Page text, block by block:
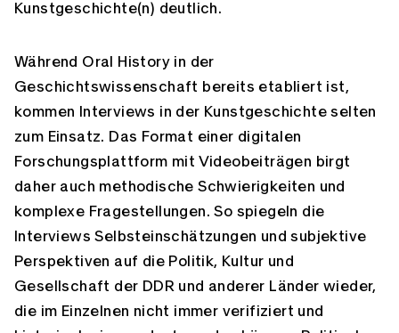
Kunstgeschichte(n) deutlich.
Während Oral History in der
Geschichtswissenschaft bereits etabliert ist,
kommen Interviews in der Kunstgeschichte selten
zum Einsatz. Das Format einer digitalen
Forschungsplattform mit Videobeiträgen birgt
daher auch methodische Schwierigkeiten und
komplexe Fragestellungen. So spiegeln die
Interviews Selbsteinschätzungen und subjektive
Perspektiven auf die Politik, Kultur und
Gesellschaft der DDR und anderer Länder wieder,
die im Einzelnen nicht immer verifiziert und